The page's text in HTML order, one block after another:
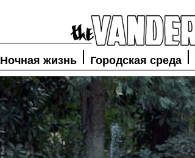
Ночная жизнь Городская среда